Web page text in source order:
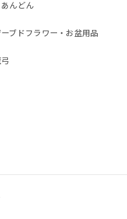
んどん
ブドフラワー・お盆用品